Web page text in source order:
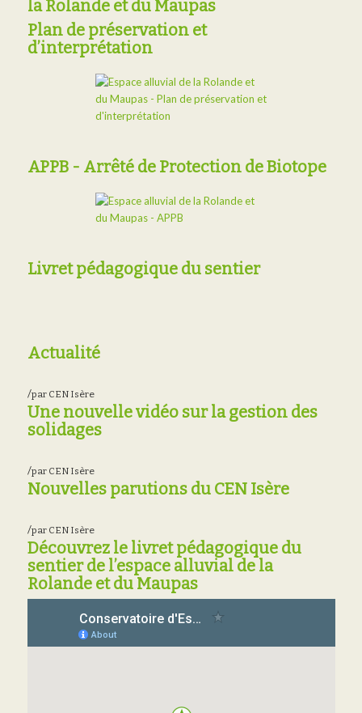
la Rolande et du Maupas
Plan de préservation et
d’interprétation
APPB - Arrêté de Protection de Biotope
Livret pédagogique du sentier
Actualité
/par CEN Isère
Une nouvelle vidéo sur la gestion des
solidages
/par CEN Isère
Nouvelles parutions du CEN Isère
/par CEN Isère
Découvrez le livret pédagogique du
sentier de l’espace alluvial de la
Rolande et du Maupas